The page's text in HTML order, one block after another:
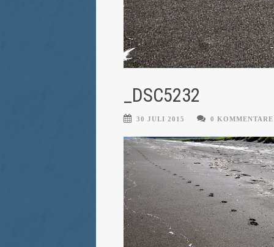
_DSC5232
30 JULI 2015 0 KOMMENTARE